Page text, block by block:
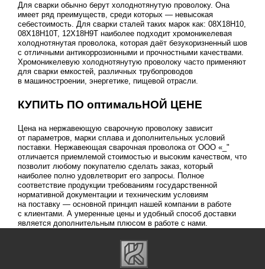
Для сварки обычно берут холоднотянутую проволоку. Она
имеет ряд преимуществ, среди которых — невысокая
себестоимость. Для сварки сталей таких марок как: 08Х18Н10,
08Х18Н10Т, 12Х18Н9Т наиболее подходит хромоникелевая
холоднотянутая проволока, которая даёт безукоризненный шов
с отличными антикоррозионными и прочностными качествами.
Хромоникелевую холоднотянутую проволоку часто применяют
для сварки емкостей, различных трубопроводов
в машиностроении, энергетике, пищевой отрасли.
КУПИТЬ ПО оптимальНОЙ ЦЕНЕ
Цена на нержавеющую сварочную проволоку зависит
от параметров, марки сплава и дополнительных условий
поставки. Нержавеющая сварочная проволока от ООО «_"
отличается приемлемой стоимостью и высоким качеством, что
позволит любому покупателю сделать заказ, который
наиболее полно удовлетворит его запросы. Полное
соответствие продукции требованиям государственной
нормативной документации и техническим условиям
на поставку — основной принцип нашей компании в работе
с клиентами. А умеренные цены и удобный способ доставки
является дополнительным плюсом в работе с нами.